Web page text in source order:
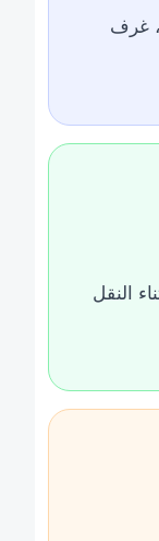
غرف
النقل